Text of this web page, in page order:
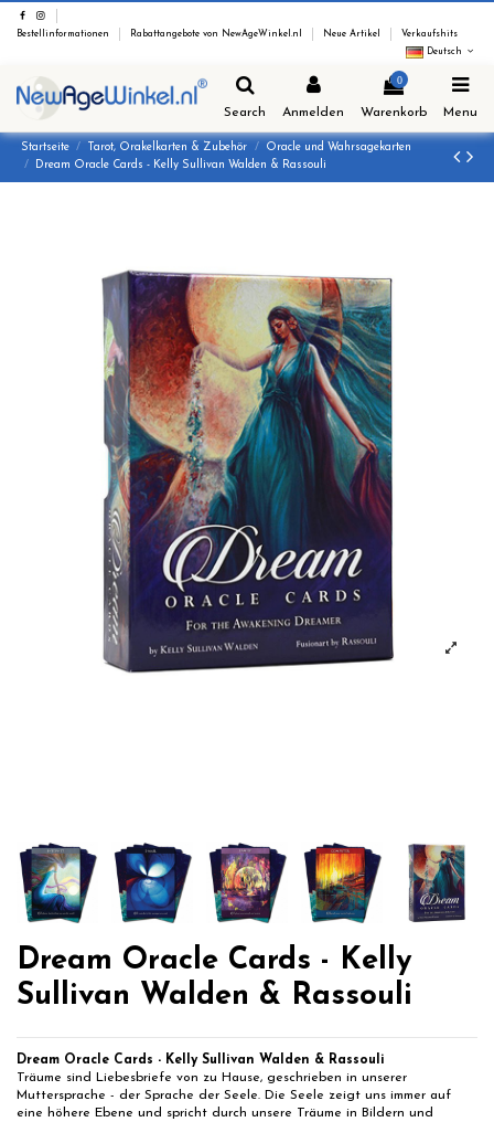
Bestellinformationen Rabattangebote von NewAgeWinkel.nl Neue Artikel
Verkaufshits
Deutsch
Search Anmelden
0
Warenkorb Menu
Startseite Tarot, Orakelkarten & Zubehör
Oracle und Wahrsagekarten
Dream Oracle Cards - Kelly Sullivan Walden & Rassouli
Dream Oracle Cards - Kelly
Sullivan Walden & Rassouli
Dream Oracle Cards - Kelly Sullivan Walden & Rassouli
Träume sind Liebesbriefe von zu Hause, geschrieben in unserer
Muttersprache - der Sprache der Seele. Die Seele zeigt uns immer auf
eine höhere Ebene und spricht durch unsere Träume in Bildern und